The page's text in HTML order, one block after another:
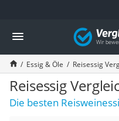
Die beliebtesten Vergleiche
Lebensmittel
Schwarzkümmelöl
Knäckebrot
Schwarzkümmelöl-Kapseln
Manukahonig
Eiklar
Vergleich
Essig & Öle Reisessig
Reisessig
Die besten